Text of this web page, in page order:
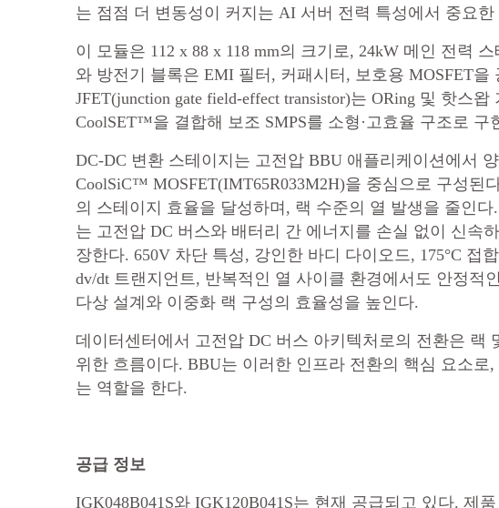
는 점점 더 변동성이 커지는 AI 서버 전력 특성에서 중요
이 모듈은 112 x 88 x 118 mm의 크기로, 24kW 메인 전력
와 방전기 블록은 EMI 필터, 커패시터, 보호용 MOSFET을
JFET(junction gate field-effect transistor)는 ORing 및 핫스
CoolSET™을 결합해 보조 SMPS를 소형·고효율 구조로 구
DC-DC 변환 스테이지는 고전압 BBU 애플리케이션에서
CoolSiC™ MOSFET(IMT65R033M2H)을 중심으로 구성된
의 스테이지 효율을 달성하며, 랙 수준의 열 발생을 줄인
는 고전압 DC 버스와 배터리 간 에너지를 손실 없이 신속
장한다. 650V 차단 특성, 강인한 바디 다이오드, 175°C 접
dv/dt 트랜지언트, 반복적인 열 사이클 환경에서도 안정적
다상 설계와 이중화 랙 구성의 효율성을 높인다.
데이터센터에서 고전압 DC 버스 아키텍처로의 전환은 랙
위한 흐름이다. BBU는 이러한 인프라 전환의 핵심 요소
는 역할을 한다.
공급 정보
IGK048B041S와 IGK120B041S는 현재 공급되고 있다. 제